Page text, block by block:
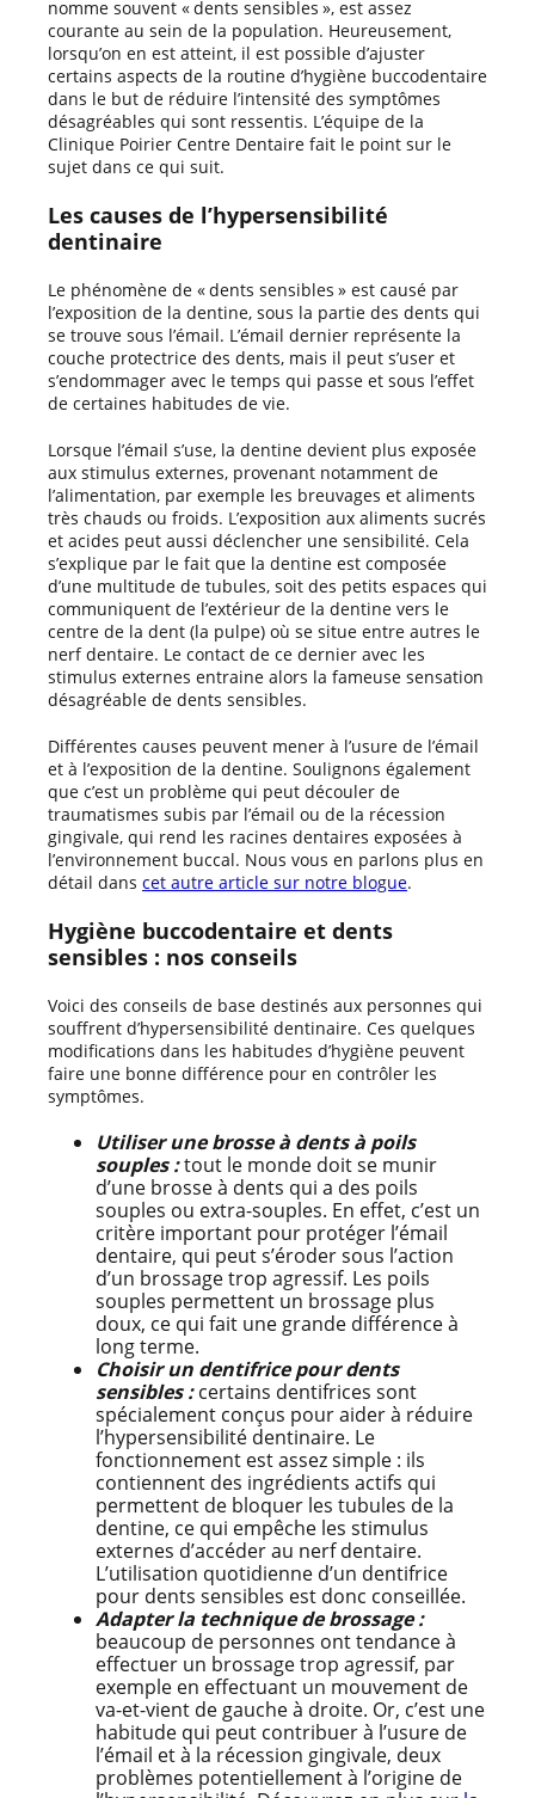
nomme souvent « dents sensibles », est assez
courante au sein de la population. Heureusement,
lorsqu’on en est atteint, il est possible d’ajuster
certains aspects de la routine d’hygiène buccodentaire
dans le but de réduire l’intensité des symptômes
désagréables qui sont ressentis. L’équipe de la
Clinique Poirier Centre Dentaire fait le point sur le
sujet dans ce qui suit.
Les causes de l’hypersensibilité
dentinaire
Le phénomène de « dents sensibles » est causé par
l’exposition de la dentine, sous la partie des dents qui
se trouve sous l’émail. L’émail dernier représente la
couche protectrice des dents, mais il peut s’user et
s’endommager avec le temps qui passe et sous l’effet
de certaines habitudes de vie.
Lorsque l’émail s’use, la dentine devient plus exposée
aux stimulus externes, provenant notamment de
l’alimentation, par exemple les breuvages et aliments
très chauds ou froids. L’exposition aux aliments sucrés
et acides peut aussi déclencher une sensibilité. Cela
s’explique par le fait que la dentine est composée
d’une multitude de tubules, soit des petits espaces qui
communiquent de l’extérieur de la dentine vers le
centre de la dent (la pulpe) où se situe entre autres le
nerf dentaire. Le contact de ce dernier avec les
stimulus externes entraine alors la fameuse sensation
désagréable de dents sensibles.
Différentes causes peuvent mener à l’usure de l’émail
et à l’exposition de la dentine. Soulignons également
que c’est un problème qui peut découler de
traumatismes subis par l’émail ou de la récession
gingivale, qui rend les racines dentaires exposées à
l’environnement buccal. Nous vous en parlons plus en
détail dans cet autre article sur notre blogue.
Hygiène buccodentaire et dents
sensibles : nos conseils
Voici des conseils de base destinés aux personnes qui
souffrent d’hypersensibilité dentinaire. Ces quelques
modifications dans les habitudes d’hygiène peuvent
faire une bonne différence pour en contrôler les
symptômes.
Utiliser une brosse à dents à poils
souples :tout le monde doit se munir
d’une brosse à dents qui a des poils
souples ou extra-souples. En effet, c’est un
critère important pour protéger l’émail
dentaire, qui peut s’éroder sous l’action
d’un brossage trop agressif. Les poils
souples permettent un brossage plus
doux, ce qui fait une grande différence à
long terme.
Choisir un dentifrice pour dents
sensibles :certains dentifrices sont
spécialement conçus pour aider à réduire
l’hypersensibilité dentinaire. Le
fonctionnement est assez simple : ils
contiennent des ingrédients actifs qui
permettent de bloquer les tubules de la
dentine, ce qui empêche les stimulus
externes d’accéder au nerf dentaire.
L’utilisation quotidienne d’un dentifrice
pour dents sensibles est donc conseillée.
Adapter la technique de brossage :
beaucoup de personnes ont tendance à
effectuer un brossage trop agressif, par
exemple en effectuant un mouvement de
va-et-vient de gauche à droite. Or, c’est une
habitude qui peut contribuer à l’usure de
l’émail et à la récession gingivale, deux
problèmes potentiellement à l’origine de